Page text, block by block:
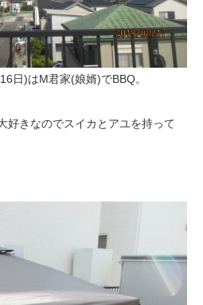
日)はM君家(娘婿)でBBQ。
好きなのでスイカとアユを持って